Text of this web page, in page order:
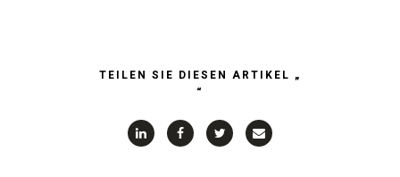
TEILEN SIE DIESEN ARTIKEL „
“